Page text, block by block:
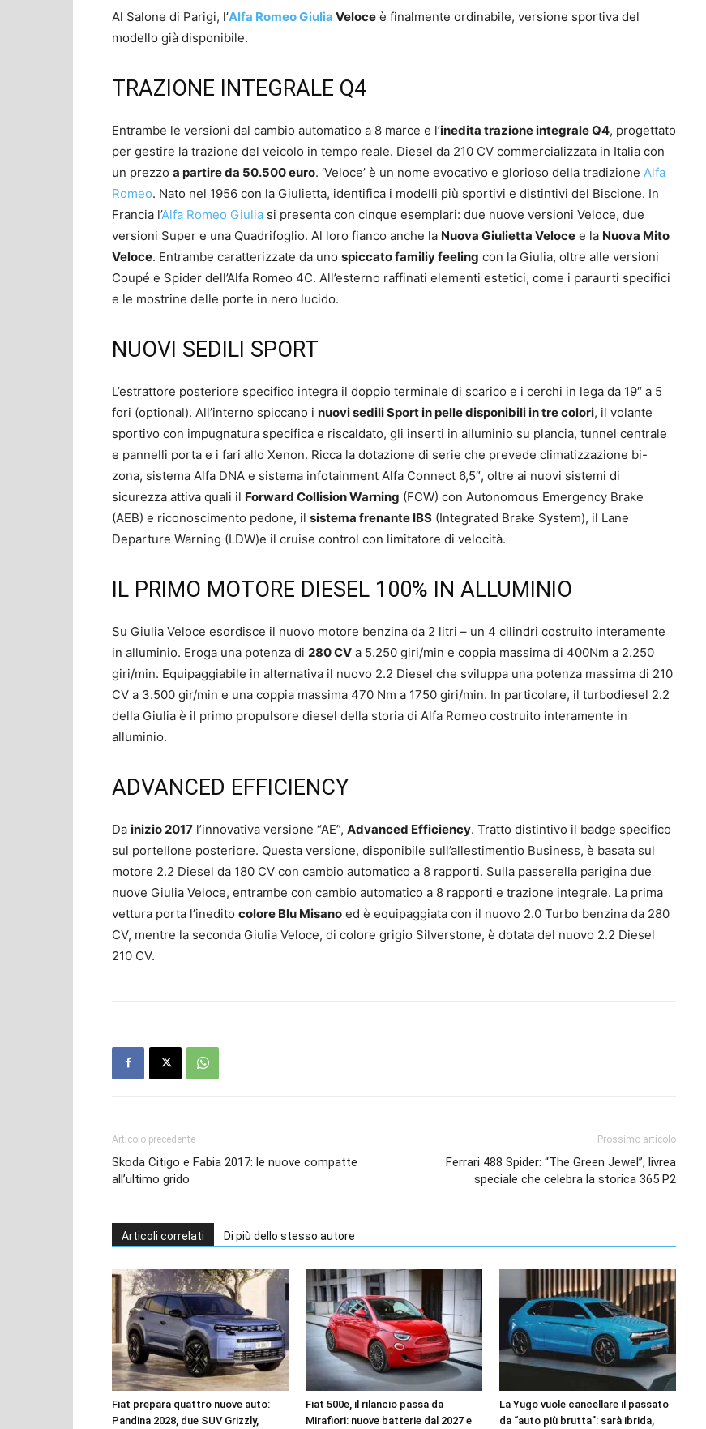
Al Salone di Parigi, l’Alfa Romeo Giulia Veloce è finalmente ordinabile, versione sportiva del
modello già disponibile.
TRAZIONE INTEGRALE Q4
Entrambe le versioni dal cambio automatico a 8 marce e l’inedita trazione integrale Q4, progettato
per gestire la trazione del veicolo in tempo reale. Diesel da 210 CV commercializzata in Italia con
un prezzo a partire da 50.500 euro. ‘Veloce’ è un nome evocativo e glorioso della tradizione Alfa
Romeo. Nato nel 1956 con la Giulietta, identifica i modelli più sportivi e distintivi del Biscione. In
Francia l’Alfa Romeo Giulia si presenta con cinque esemplari: due nuove versioni Veloce, due
versioni Super e una Quadrifoglio. Al loro fianco anche la Nuova Giulietta Veloce e la Nuova Mito
Veloce. Entrambe caratterizzate da uno spiccato familiy feeling con la Giulia, oltre alle versioni
Coupé e Spider dell’Alfa Romeo 4C. All’esterno raffinati elementi estetici, come i paraurti specifici
e le mostrine delle porte in nero lucido.
NUOVI SEDILI SPORT
L’estrattore posteriore specifico integra il doppio terminale di scarico e i cerchi in lega da 19″ a 5
fori (optional). All’interno spiccano i nuovi sedili Sport in pelle disponibili in tre colori, il volante
sportivo con impugnatura specifica e riscaldato, gli inserti in alluminio su plancia, tunnel centrale
e pannelli porta e i fari allo Xenon. Ricca la dotazione di serie che prevede climatizzazione bi-
zona, sistema Alfa DNA e sistema infotainment Alfa Connect 6,5″, oltre ai nuovi sistemi di
sicurezza attiva quali il Forward Collision Warning (FCW) con Autonomous Emergency Brake
(AEB) e riconoscimento pedone, il sistema frenante IBS (Integrated Brake System), il Lane
Departure Warning (LDW)e il cruise control con limitatore di velocità.
IL PRIMO MOTORE DIESEL 100% IN ALLUMINIO
Su Giulia Veloce esordisce il nuovo motore benzina da 2 litri – un 4 cilindri costruito interamente
in alluminio. Eroga una potenza di 280 CV a 5.250 giri/min e coppia massima di 400Nm a 2.250
giri/min. Equipaggiabile in alternativa il nuovo 2.2 Diesel che sviluppa una potenza massima di 210
CV a 3.500 gir/min e una coppia massima 470 Nm a 1750 giri/min. In particolare, il turbodiesel 2.2
della Giulia è il primo propulsore diesel della storia di Alfa Romeo costruito interamente in
alluminio.
ADVANCED EFFICIENCY
Da inizio 2017 l’innovativa versione “AE”, Advanced Efficiency. Tratto distintivo il badge specifico
sul portellone posteriore. Questa versione, disponibile sull’allestimentio Business, è basata sul
motore 2.2 Diesel da 180 CV con cambio automatico a 8 rapporti. Sulla passerella parigina due
nuove Giulia Veloce, entrambe con cambio automatico a 8 rapporti e trazione integrale. La prima
vettura porta l’inedito colore Blu Misano ed è equipaggiata con il nuovo 2.0 Turbo benzina da 280
CV, mentre la seconda Giulia Veloce, di colore grigio Silverstone, è dotata del nuovo 2.2 Diesel
210 CV.
Articolo precedente
Skoda Citigo e Fabia 2017: le nuove compatte
all’ultimo grido
Prossimo articolo
Ferrari 488 Spider: “The Green Jewel”, livrea
speciale che celebra la storica 365 P2
Articoli correlati Di più dello stesso autore
Fiat prepara quattro nuove auto:
Pandina 2028, due SUV Grizzly,
Fiat 500e, il rilancio passa da
Mirafiori: nuove batterie dal 2027 e
La Yugo vuole cancellare il passato
da “auto più brutta”: sarà ibrida,